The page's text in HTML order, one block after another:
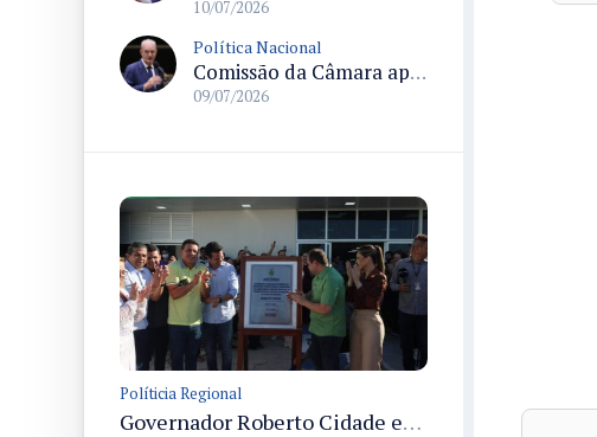
10/07/2026
Política Nacional
Comissão da Câmara aprova sinalização de atendimento prioritário com símbolos e descrições para diversas deficiências
09/07/2026
Políticia Regional
Governador Roberto Cidade entrega readequação do ambulatório da FCecon e amplia capacidade de atendimento oncológico em Manaus